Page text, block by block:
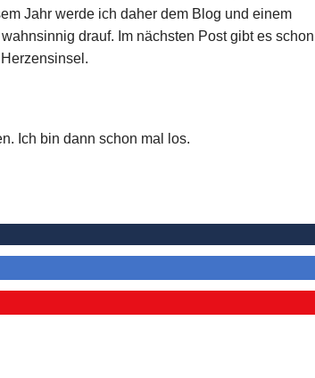
Jahr werde ich daher dem Blog und einem
drauf. Im nächsten Post gibt es schon
Ich bin dann schon mal los.